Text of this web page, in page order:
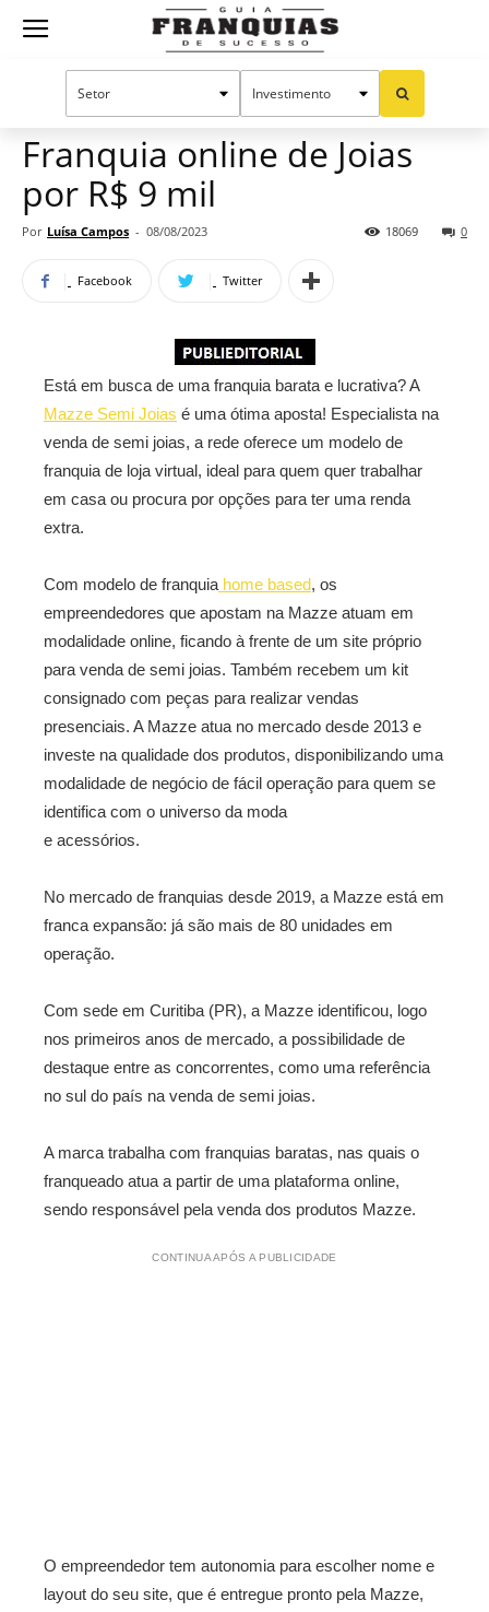
Guia
Mercado de franquias Publieditorial
Franquia online de Joias
por R$ 9 mil
Por Luísa Campos - 08/08/2023 0
18069
Facebook Twitter
Está em busca de uma franquia barata e lucrativa? A
Mazze Semi Joias é uma ótima aposta! Especialista na
venda de semi joias, a rede oferece um modelo de
franquia de loja virtual, ideal para quem quer trabalhar
em casa ou procura por opções para ter uma renda
extra.
Com modelo de franquia home based, os
empreendedores que apostam na Mazze atuam em
modalidade online, ficando à frente de um site próprio
para venda de semi joias. Também recebem um kit
consignado com peças para realizar vendas
presenciais. A Mazze atua no mercado desde 2013 e
investe na qualidade dos produtos, disponibilizando uma
modalidade de negócio de fácil operação para quem se
identifica com o universo da moda
e acessórios.
No mercado de franquias desde 2019, a Mazze está em
franca expansão: já são mais de 80 unidades em
operação.
Com sede em Curitiba (PR), a Mazze identificou, logo
nos primeiros anos de mercado, a possibilidade de
destaque entre as concorrentes, como uma referência
no sul do país na venda de semi joias.
A marca trabalha com franquias baratas, nas quais o
franqueado atua a partir de uma plataforma online,
sendo responsável pela venda dos produtos Mazze.
CONTINUA APÓS A PUBLICIDADE
O empreendedor tem autonomia para escolher nome e
layout do seu site, que é entregue pronto pela Mazze,